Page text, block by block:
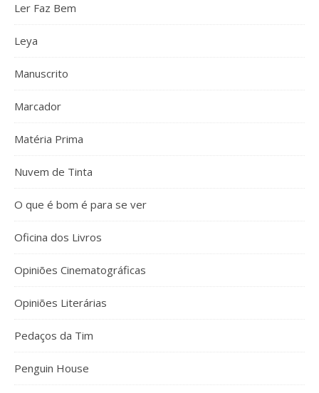
Ler Faz Bem
Leya
Manuscrito
Marcador
Matéria Prima
Nuvem de Tinta
O que é bom é para se ver
Oficina dos Livros
Opiniões Cinematográficas
Opiniões Literárias
Pedaços da Tim
Penguin House